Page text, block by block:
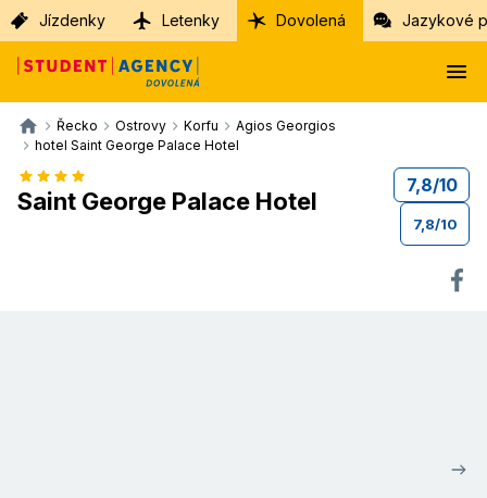
Jízdenky Letenky Dovolená Jazykové
Řecko Ostrovy Korfu
Agios Georgios
hotel Saint George Palace Hotel
Saint George Palace Hotel
7,8/10
7,8/10